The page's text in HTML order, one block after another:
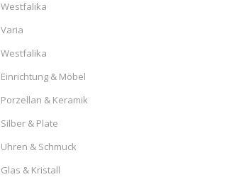
Westfalika
Varia
Westfalika
Einrichtung & Möbel
Porzellan & Keramik
Silber & Plate
Uhren & Schmuck
Glas & Kristall